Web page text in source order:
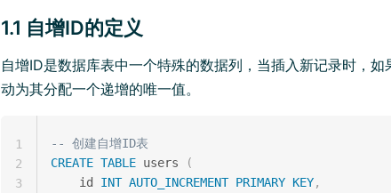
1.1 自增ID的定义
自增ID是数据库表中一个特殊的数据列，当插入新记录时，
动为其分配一个递增的唯一值。
-- 创建自增ID表
CREATE TABLE users
(
    id
INT AUTO_INCREMENT PRIMARY KEY,
1
2
3